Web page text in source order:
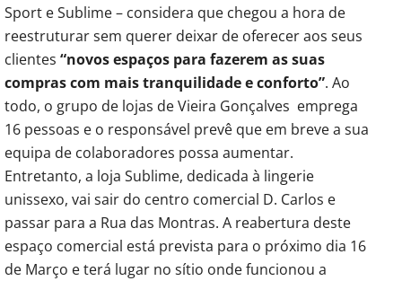
Sport e Sublime – considera que chegou a hora de
reestruturar sem querer deixar de oferecer aos seus
clientes “novos espaços para fazerem as suas
compras com mais tranquilidade e conforto”. Ao
todo, o grupo de lojas de Vieira Gonçalves emprega
16 pessoas e o responsável prevê que em breve a sua
equipa de colaboradores possa aumentar.
Entretanto, a loja Sublime, dedicada à lingerie
unissexo, vai sair do centro comercial D. Carlos e
passar para a Rua das Montras. A reabertura deste
espaço comercial está prevista para o próximo dia 16
de Março e terá lugar no sítio onde funcionou a